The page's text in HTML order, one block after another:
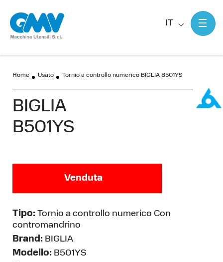
IT
Home Usato Tornio a controllo numerico BIGLIA B501YS
BIGLIA
B501YS
Venduta
Tipo: Tornio a controllo numerico Con
contromandrino
Brand: BIGLIA
Modello: B501YS